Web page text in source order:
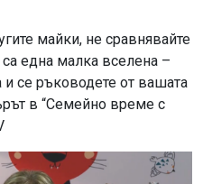
майки, не сравнявайте
са една малка вселена –
се ръководете от вашата
в “Семейно време с